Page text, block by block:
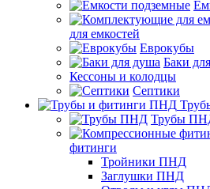
для емкостей
Еврокубы
Баки
Кессоны и колодцы
Септики
Трубы
фитинги
Тройники ПНД
Заглушки ПНД